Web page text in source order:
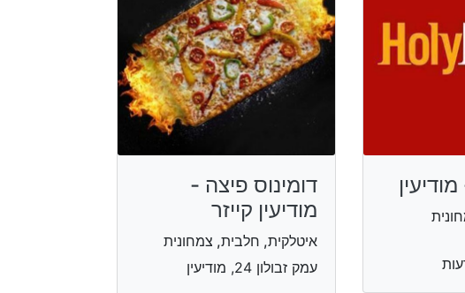
דומינוס פיצה -
מודיעין קייזר
איטלקית, חלבית, צמחונית
עמק זבולון 24, מודיעין